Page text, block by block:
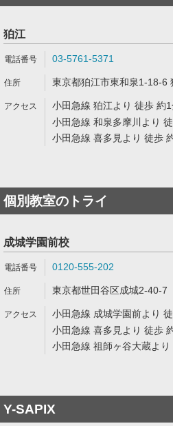
狛江
03-5761-5371
東京都狛江市東和泉1-18-6
小田急線 狛江より 徒歩 約
小田急線 和泉多摩川より
小田急線 喜多見より 徒歩
個別教室のトライ
成城学園前校
0120-555-202
東京都世田谷区成城2-40-7
小田急線 成城学園前より
小田急線 喜多見より 徒歩
小田急線 祖師ヶ谷大蔵よ
Y-SAPIX